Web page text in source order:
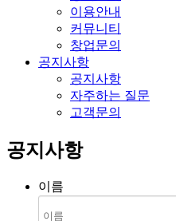
이용안내
커뮤니티
창업문의
공지사항
공지사항
자주하는 질문
고객문의
공지사항
이름